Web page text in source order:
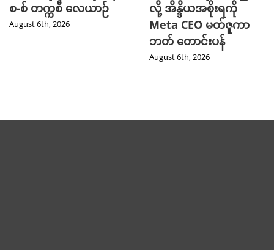
စ-စ် တက္ကစီ လေယာဉ်
August 6th, 2026
လို့ အိန္ဒိယအစိုးရကို
Meta CEO မတ်ဇူကာ
ဘတ် တောင်းပန်
August 6th, 2026